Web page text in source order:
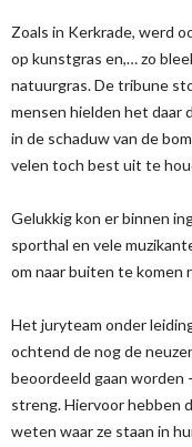
Zoals in Kerkrade, werd
op kunstgras en,… zo
natuurgras. De tribune
mensen hielden het daar
in de schaduw van de
velen toch best uit te
Gelukkig kon er binnen
sporthal en vele
om naar buiten te komen
Het juryteam onder
ochtend de nog de
beoordeeld gaan worden
streng. Hiervoor hebben
weten waar ze staan in